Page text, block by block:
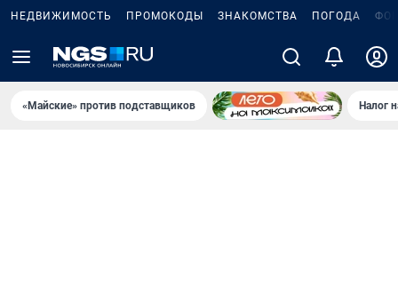
НЕДВИЖИМОСТЬ ПРОМОКОДЫ ЗНАКОМСТВА ПОГОДА
«Майские» против подставщиков Налог